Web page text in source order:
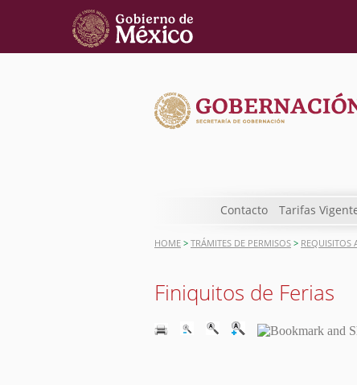
Contacto Tarifas
HOME > TRÁMITES DE PERMISOS > REQUISITOS
Finiquitos de Ferias